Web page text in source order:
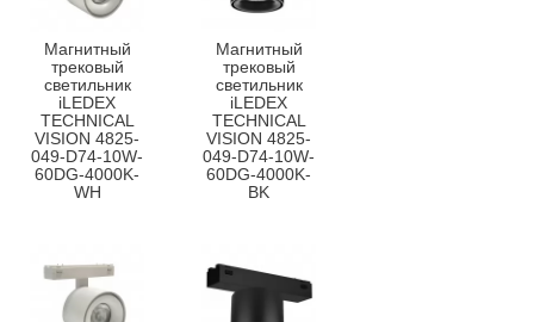
Магнитный
трековый
светильник
iLEDEX
TECHNICAL
VISION 4825-
049-D74-10W-
60DG-4000K-
WH
Магнитный
трековый
светильник
iLEDEX
TECHNICAL
VISION 4825-
049-D74-10W-
60DG-4000K-
BK